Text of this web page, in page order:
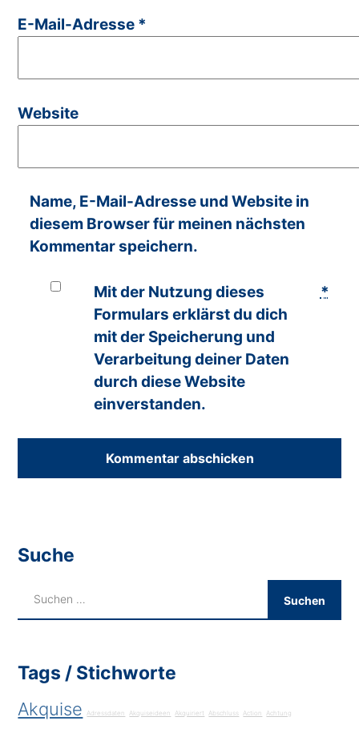
E-Mail-Adresse *
Website
Name, E-Mail-Adresse und Website in
diesem Browser für meinen nächsten
Kommentar speichern.
Mit der Nutzung dieses
Formulars erklärst du dich
mit der Speicherung und
Verarbeitung deiner Daten
durch diese Website
einverstanden.
*
Suche
Tags / Stichworte
Akquise Adressdaten Akquiseideen Akquiriert Abschluss Action Achtung